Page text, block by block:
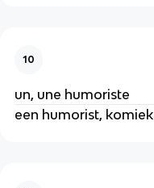
10
un, une humoriste
een humorist, komiek